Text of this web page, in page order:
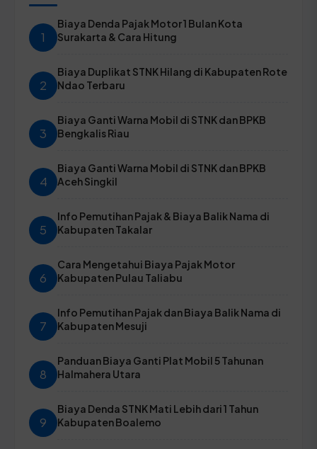
1
Biaya Denda Pajak Motor 1 Bulan Kota
Surakarta & Cara Hitung
2
Biaya Duplikat STNK Hilang di Kabupaten Rote
Ndao Terbaru
3
Biaya Ganti Warna Mobil di STNK dan BPKB
Bengkalis Riau
4
Biaya Ganti Warna Mobil di STNK dan BPKB
Aceh Singkil
5
Info Pemutihan Pajak & Biaya Balik Nama di
Kabupaten Takalar
6
Cara Mengetahui Biaya Pajak Motor
Kabupaten Pulau Taliabu
7
Info Pemutihan Pajak dan Biaya Balik Nama di
Kabupaten Mesuji
8
Panduan Biaya Ganti Plat Mobil 5 Tahunan
Halmahera Utara
9
Biaya Denda STNK Mati Lebih dari 1 Tahun
Kabupaten Boalemo